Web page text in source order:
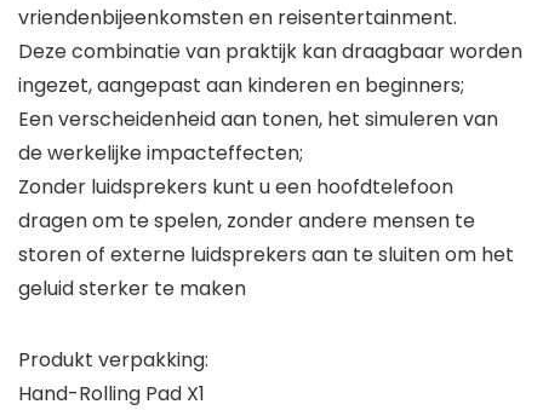
vriendenbijeenkomsten en reisentertainment.
Deze combinatie van praktijk kan draagbaar worden
ingezet, aangepast aan kinderen en beginners;
Een verscheidenheid aan tonen, het simuleren van
de werkelijke impacteffecten;
Zonder luidsprekers kunt u een hoofdtelefoon
dragen om te spelen, zonder andere mensen te
storen of externe luidsprekers aan te sluiten om het
geluid sterker te maken
Produkt verpakking:
Hand-Rolling Pad X1